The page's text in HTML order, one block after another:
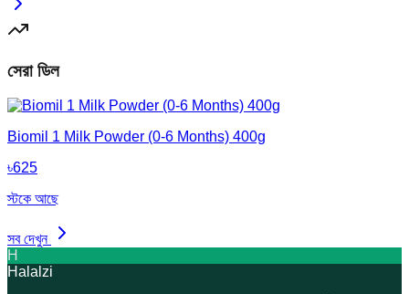
সেরা ডিল
Biomil 1 Milk Powder (0-6 Months) 400g
৳625
স্টকে আছে
সব দেখুন
H
Halalzi